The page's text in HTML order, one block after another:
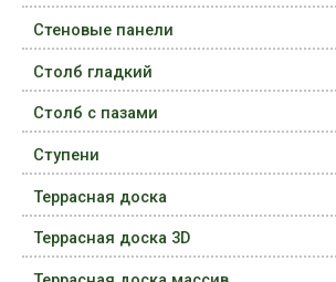
Стеновые панели
Столб гладкий
Столб с пазами
Ступени
Террасная доска
Террасная доска 3D